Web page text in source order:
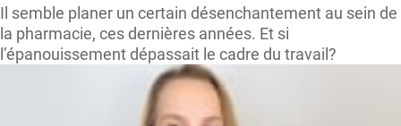
Il semble planer un certain désenchantement au sein de
la pharmacie, ces dernières années. Et si
l’épanouissement dépassait le cadre du travail?